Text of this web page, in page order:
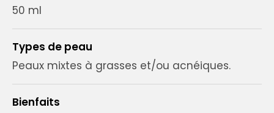
50 ml
Types de peau
Peaux mixtes à grasses et/ou acnéiques.
Bienfaits